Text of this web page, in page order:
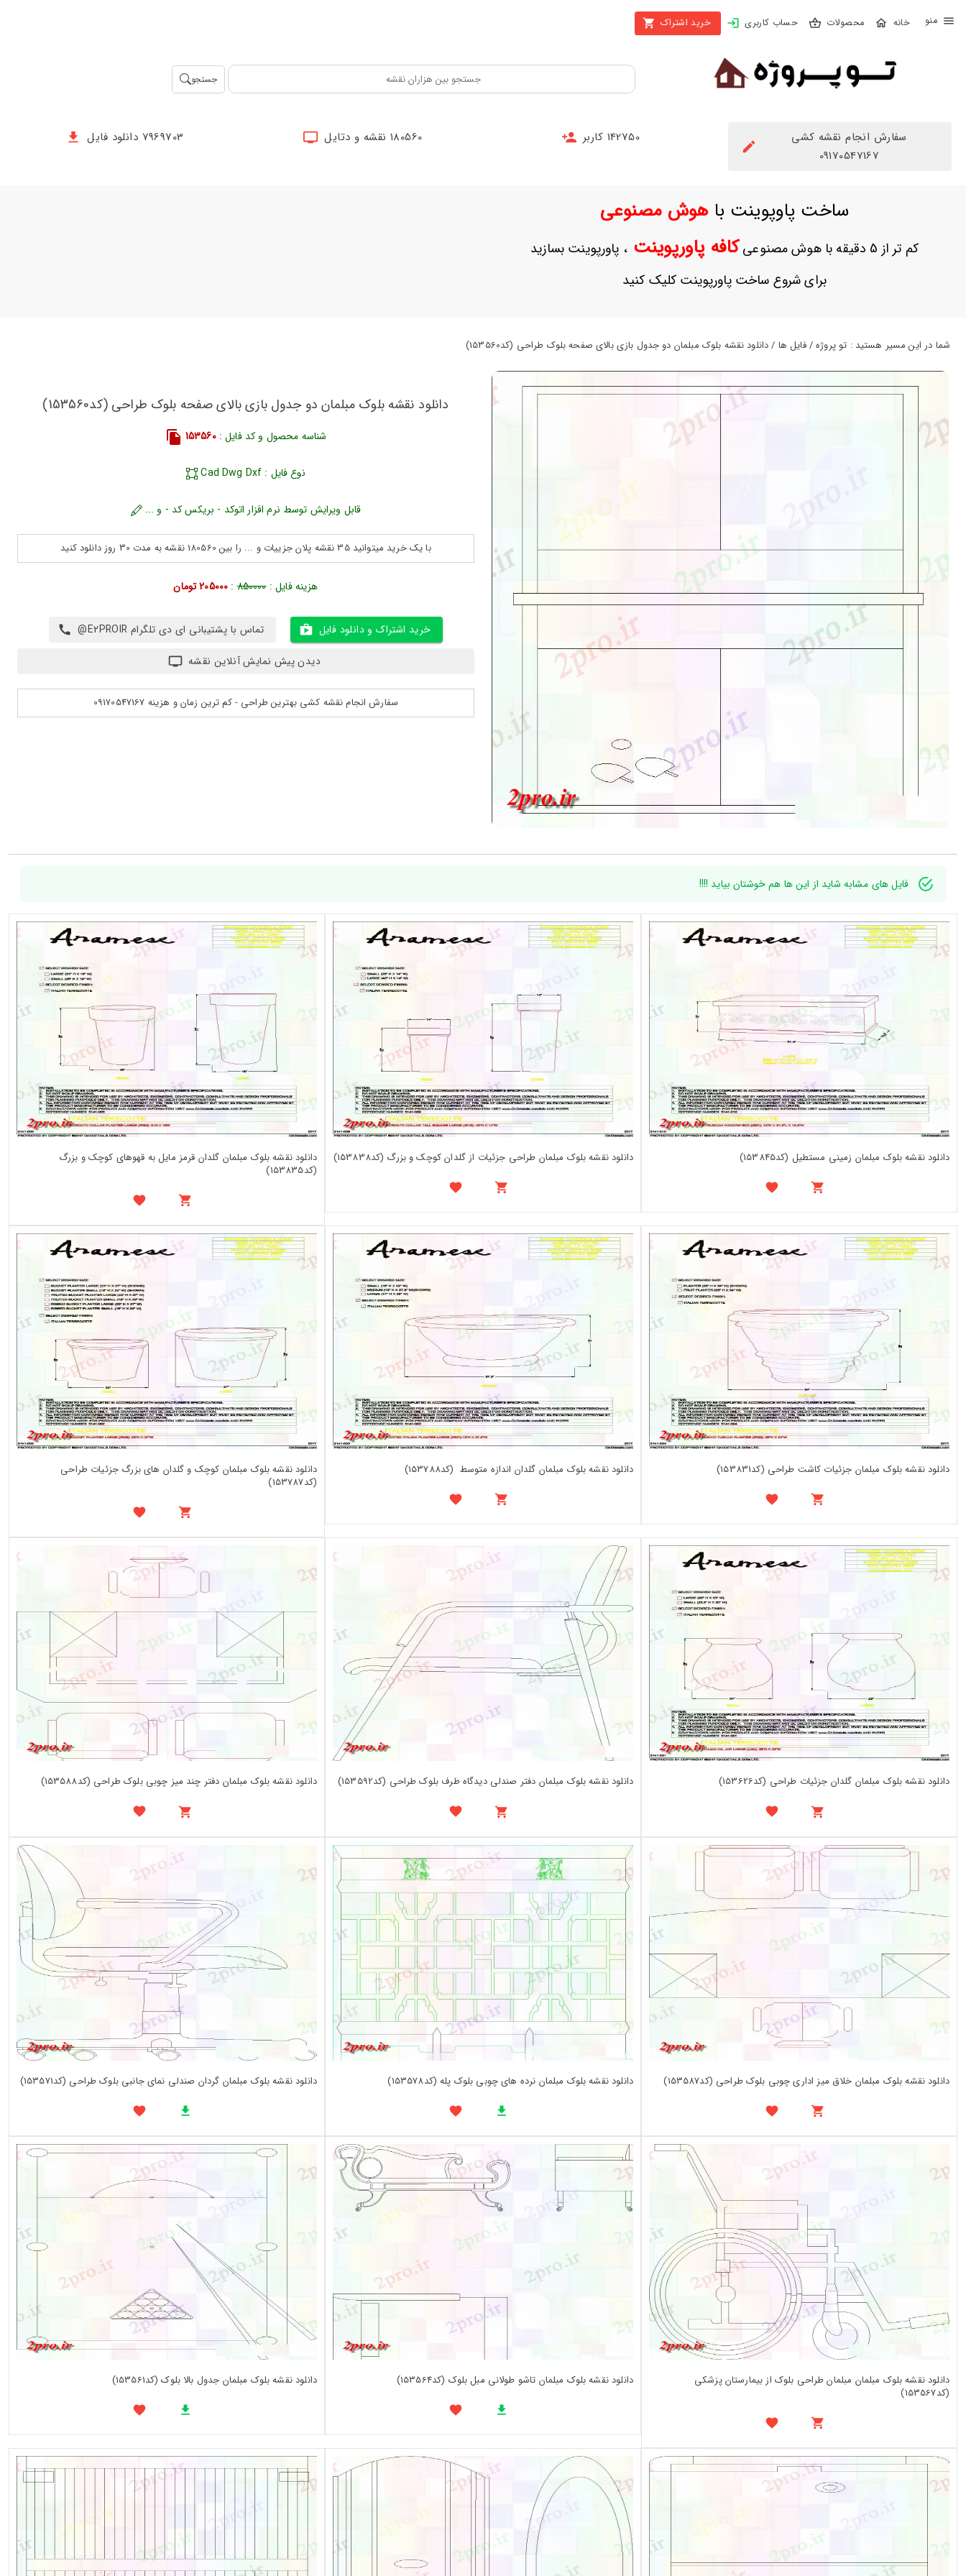
محصولات حساب کاربری خرید اشتراک
بستن
محصولات
حساب
کاربری
ثبت
جستجو
سفارش انجام نقشه کشی
09170547167
142750 کاربر 180560 نقشه و دتایل 7969703 دانلود فایل
ساخت پاوپوینت باهوش مصنوعی
کم تر از 5 دقیقه با هوش مصنوعی کافه پاورپوینت، پاورپوینت بسازید
برای شروع ساخت پاورپوینت کلیک کنید
شما در این مسیر هستید : تو پروژه / فایل ها / دانلود نقشه بلوک مبلمان دو جدول بازی بالای صفحه بلوک طراحی (کد153560)
دانلود نقشه بلوک مبلمان دو جدول بازی بالای صفحه بلوک طراحی (کد153560)
شناسه محصول و کد فایل :153560
نوع فایل : Cad Dwg Dxf
قابل ویرایش توسط نرم افزار اتوکد - بریکس کد - و ...
با یک خرید میتوانید 35 نقشه پلان جزییات و ... را بین 180560 نقشه به مدت 30 روز دانلود کنید
هزینه فایل :850000
: 205000 تومان
خرید اشتراک و دانلود فایل
تماس با پشتیبانی ای دی تلگرام E2PROIR@
دیدن پیش نمایش آنلاین نقشه
سفارش انجام نقشه کشی بهترین طراحی - کم ترین زمان و هزینه 09170547167
فایل های مشابه شاید از این ها هم خوشتان بیاید !!!!
دانلود نقشه بلوک مبلمان زمینی مستطیل (کد153845) دانلود نقشه بلوک مبلمان طراحی جزئیات از گلدان کوچک و بزرگ (کد153838)
دانلود نقشه بلوک مبلمان گلدان قرمز مایل به قهوهای کوچک و بزرگ
(کد153835)
دانلود نقشه بلوک مبلمان جزئیات کاشت طراحی (کد153831) دانلود نقشه بلوک مبلمان گلدان اندازه متوسط ​​ (کد153788)
دانلود نقشه بلوک مبلمان کوچک و گلدان های بزرگ جزئیات طراحی
(کد153787)
دانلود نقشه بلوک مبلمان گلدان جزئیات طراحی (کد153626) دانلود نقشه بلوک مبلمان دفتر صندلی دیدگاه طرف بلوک طراحی (کد153592) دانلود نقشه بلوک مبلمان دفتر چند میز چوبی بلوک طراحی (کد153588)
دانلود نقشه بلوک مبلمان خلاق میز اداری چوبی بلوک طراحی (کد153587) دانلود نقشه بلوک مبلمان نرده های چوبی بلوک پله (کد153578) دانلود نقشه بلوک مبلمان گردان صندلی نمای جانبی بلوک طراحی (کد153571)
دانلود نقشه بلوک مبلمان مبلمان طراحی بلوک از بیمارستان پزشکی
(کد153567)
دانلود نقشه بلوک مبلمان تاشو طولانی مبل بلوک (کد153564) دانلود نقشه بلوک مبلمان جدول بالا بلوک (کد153561)